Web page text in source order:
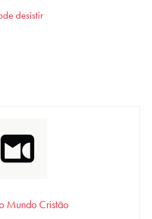
desistir
Mundo Cristão